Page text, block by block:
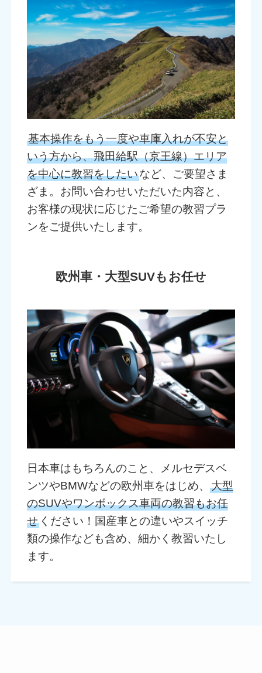
基本操作をもう一度や車庫入れが不安と
いう方から、飛田給駅（京王線）エリア
を中心に教習をしたいなど、ご要望さま
ざま。お問い合わせいただいた内容と、
お客様の現状に応じたご希望の教習プラ
ンをご提供いたします。
欧州車・大型SUVもお任せ
日本車はもちろんのこと、メルセデスベ
ンツやBMWなどの欧州車をはじめ、大型
のSUVやワンボックス車両の教習もお任
せ ください！国産車との違いやスイッチ
類の操作なども含め、細かく教習いたし
ます。